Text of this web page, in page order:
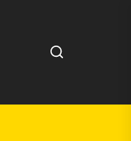
Search